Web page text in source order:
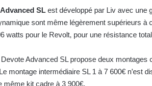
SL est développé par Liv avec une
sont même légèrement supérieurs
watts pour le Revolt, pour une résistance
Advanced SL propose deux
montage intermédiaire SL 1 à 7 600€ n’est
même kit cadre à 3 900€.